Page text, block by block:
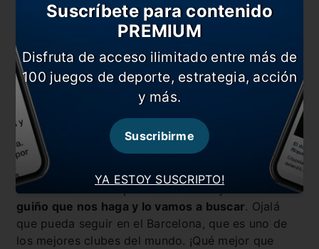
Luego de estas, a quien le consultaron sobre estas
palabras fue a Marcelo Tinelli, quien no tardó en
demostrar su interés por el delantero, aún
sabiendo que no sería tarea sencilla: “Acá a Luis lo
amamos. Tiene las puertas abiertas ya.
guiño que nos haga y lo vamos a buscar. Ojalá
que pueda seguir en el Barcelona, que es uno de
los mejores clubes del mundo. ¡Qué mejor que
YA ESTOY SUSCRIPTO!
Suscríbete para contenido
PREMIUM
Disfruta de acceso ilimitado entre más de
100 juegos de deporte, estrategia, acción
y más.
Suscribirme